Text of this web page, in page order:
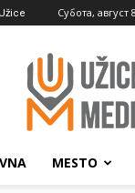
Užice Субота, август
MESTO